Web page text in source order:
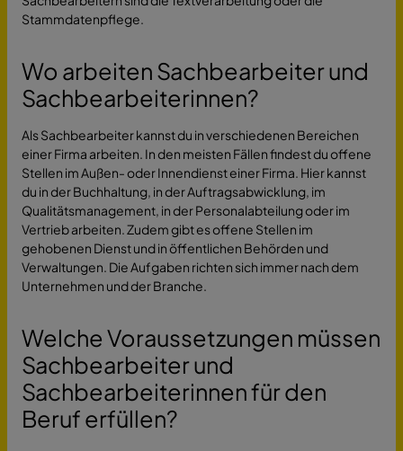
Stammdatenpflege.
Wo arbeiten Sachbearbeiter und
Sachbearbeiterinnen?
Als Sachbearbeiter kannst du in verschiedenen Bereichen
einer Firma arbeiten. In den meisten Fällen findest du offene
Stellen im Außen- oder Innendienst einer Firma. Hier kannst
du in der Buchhaltung, in der Auftragsabwicklung, im
Qualitätsmanagement, in der Personalabteilung oder im
Vertrieb arbeiten. Zudem gibt es offene Stellen im
gehobenen Dienst und in öffentlichen Behörden und
Verwaltungen. Die Aufgaben richten sich immer nach dem
Unternehmen und der Branche.
Welche Voraussetzungen müssen
Sachbearbeiter und
Sachbearbeiterinnen für den
Beruf erfüllen?